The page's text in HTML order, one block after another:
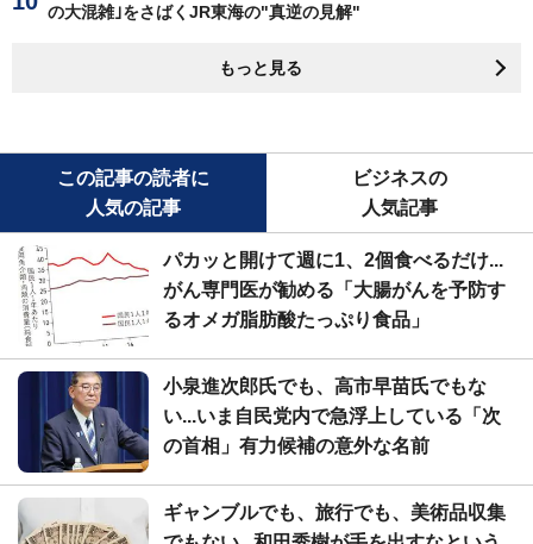
の大混雑｣をさばくJR東海の"真逆の見解"
もっと見る
この記事の読者に
人気の記事
ビジネスの
人気記事
パカッと開けて週に1、2個食べるだけ...
がん専門医が勧める「大腸がんを予防す
るオメガ脂肪酸たっぷり食品」
小泉進次郎氏でも、高市早苗氏でもな
い...いま自民党内で急浮上している「次
の首相」有力候補の意外な名前
ギャンブルでも、旅行でも、美術品収集